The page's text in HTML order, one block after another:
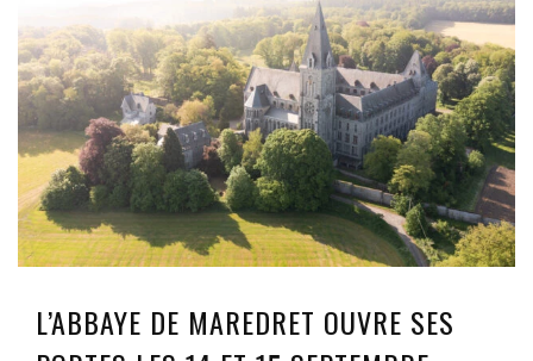
L’ABBAYE DE MAREDRET OUVRE SES